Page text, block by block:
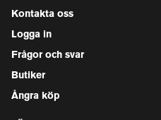
Kontakta oss
Logga in
Frågor och svar
Butiker
Ångra köp